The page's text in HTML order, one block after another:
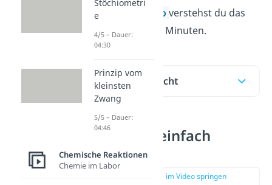
Mit unserem
Videoverstehst du das
Thema in wenigen Minuten.
Inhaltsübersicht
Verseifung einfach
erklärt
zur Stelle im Video springen
Stöchiometri
e
4/5 – Dauer:
04:30
Prinzip vom
kleinsten
Zwang
5/5 – Dauer:
04:46
Chemische Reaktionen
Chemie im Labor